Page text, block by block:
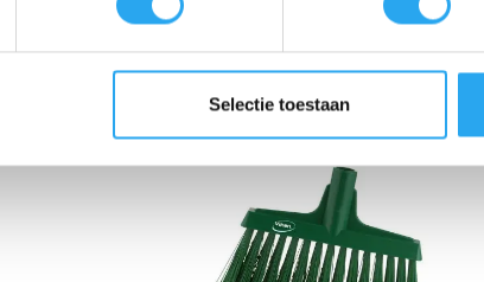
Selectie toestaan